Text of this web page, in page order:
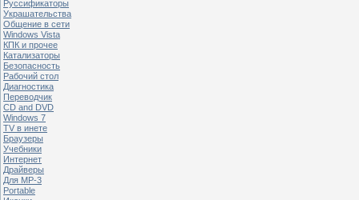
Руссификаторы
Украшательства
Общение в сети
Windows Vista
КПК и прочее
Катализаторы
Безопасность
Рабочий стол
Диагностика
Переводчик
CD and DVD
Windows 7
TV в инете
Браузеры
Учебники
Интернет
Драйверы
Для MP-3
Portable